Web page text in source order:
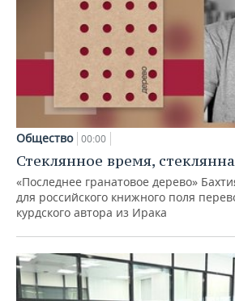
Общество 00:00
Стеклянное время,
«Последнее гранатовое дерево»
для российского книжного поля
курдского автора из Ирака